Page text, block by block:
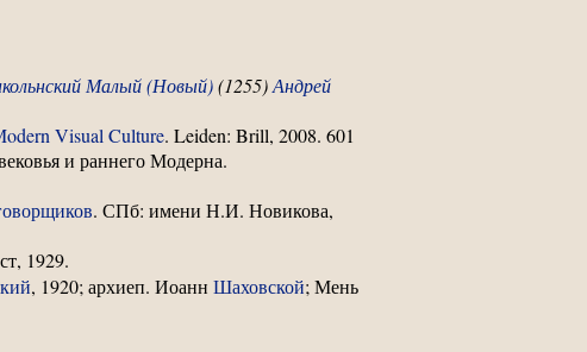
Малый (Новый)(1255)Андрей
Visual Culture. Leiden: Brill, 2008. 601
и раннего Модерна.
. СПб: имени Н.И. Новикова,
1929.
, 1920; архиеп. Иоанн Шаховской; Мень